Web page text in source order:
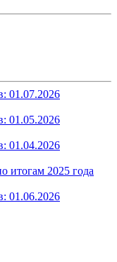
01.07.2026
01.05.2026
01.04.2026
итогам 2025 года
01.06.2026